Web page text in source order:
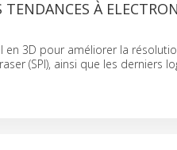
À
en 3D pour améliorer la
(SPI), ainsi que les derniers